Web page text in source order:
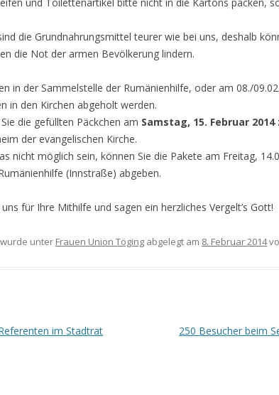
die Grundnahrungsmittel teurer wie bei uns, deshalb
die Not der armen Bevölkerung lindern.
in der Sammelstelle der Rumänienhilfe, oder am 08./
in den Kirchen abgeholt werden.
die gefüllten Päckchen am Samstag, 15. Februar
der evangelischen Kirche.
nicht möglich sein, können Sie die Pakete am Freitag,
(Innstraße) abgeben.
für Ihre Mithilfe und sagen ein herzliches Vergelt’s Gott!
unter Frauen Union Töging abgelegt am 8. Februar 2014
im Stadtrat
250 Besucher beim